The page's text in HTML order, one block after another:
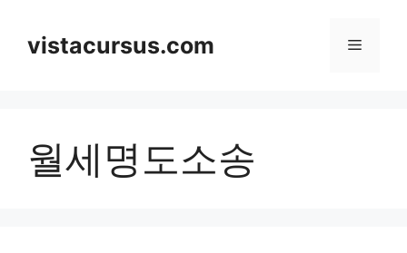
contentvistacursus.com Menu
월세명도소송